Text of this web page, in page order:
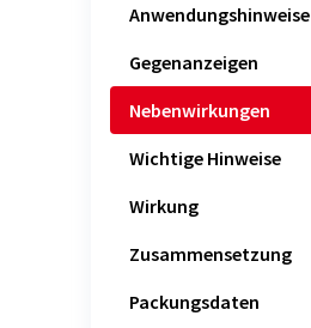
Anwendungshinweise
Gegenanzeigen
Nebenwirkungen
Wichtige Hinweise
Wirkung
Zusammensetzung
Packungsdaten